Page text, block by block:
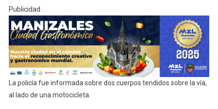
Publicidad
La policía fue informada sobre dos cuerpos tendidos sobre la vía,
al lado de una motocicleta.